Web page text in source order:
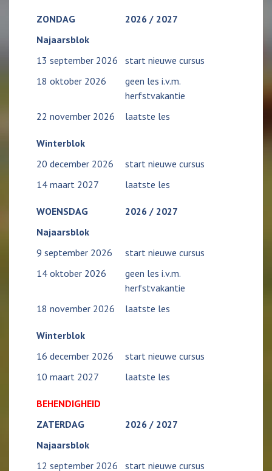
ZONDAG
2026 / 2027
Najaarsblok
13 september 2026
start nieuwe cursus
18 oktober 2026
geen les i.v.m.
herfstvakantie
22 november 2026
laatste les
Winterblok
20 december 2026
start nieuwe cursus
14 maart 2027
laatste les
WOENSDAG
2026 / 2027
Najaarsblok
9 september 2026
start nieuwe cursus
14 oktober 2026
geen les i.v.m.
herfstvakantie
18 november 2026
laatste les
Winterblok
16 december 2026
start nieuwe cursus
10 maart 2027
laatste les
BEHENDIGHEID
ZATERDAG
2026 / 2027
Najaarsblok
12 september 2026
start nieuwe cursus